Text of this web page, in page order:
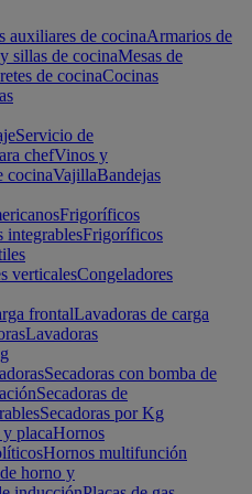
auxiliares de cocinaArmarios de
sillas de cocinaMesas de
de cocinaCocinas
Servicio de
chefVinos y
cocinaVajillaBandejas
Frigoríficos
integrablesFrigoríficos
verticalesCongeladores
frontalLavadoras de carga
Lavadoras
Secadoras con bomba de
Secadoras de
Secadoras por Kg
placaHornos
Hornos multifunción
horno y